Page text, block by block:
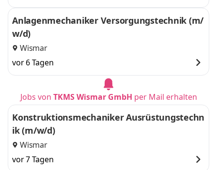
Anlagenmechaniker Versorgungstechnik (m/
w/d)
Wismar
vor 6 Tagen
Jobs von TKMS Wismar GmbH per Mail erhalten
Konstruktionsmechaniker Ausrüstungstechn
ik (m/w/d)
Wismar
vor 7 Tagen